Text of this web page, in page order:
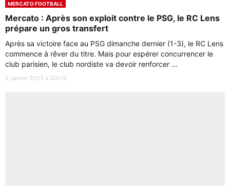
MERCATO FOOTBALL
Mercato : Après son exploit contre le PSG, le RC Lens
prépare un gros transfert
Après sa victoire face au PSG dimanche dernier (1-3), le RC Lens
commence à rêver du titre. Mais pour espérer concurrencer le
club parisien, le club nordiste va devoir renforcer ...
5 janvier 2023 à 20h15